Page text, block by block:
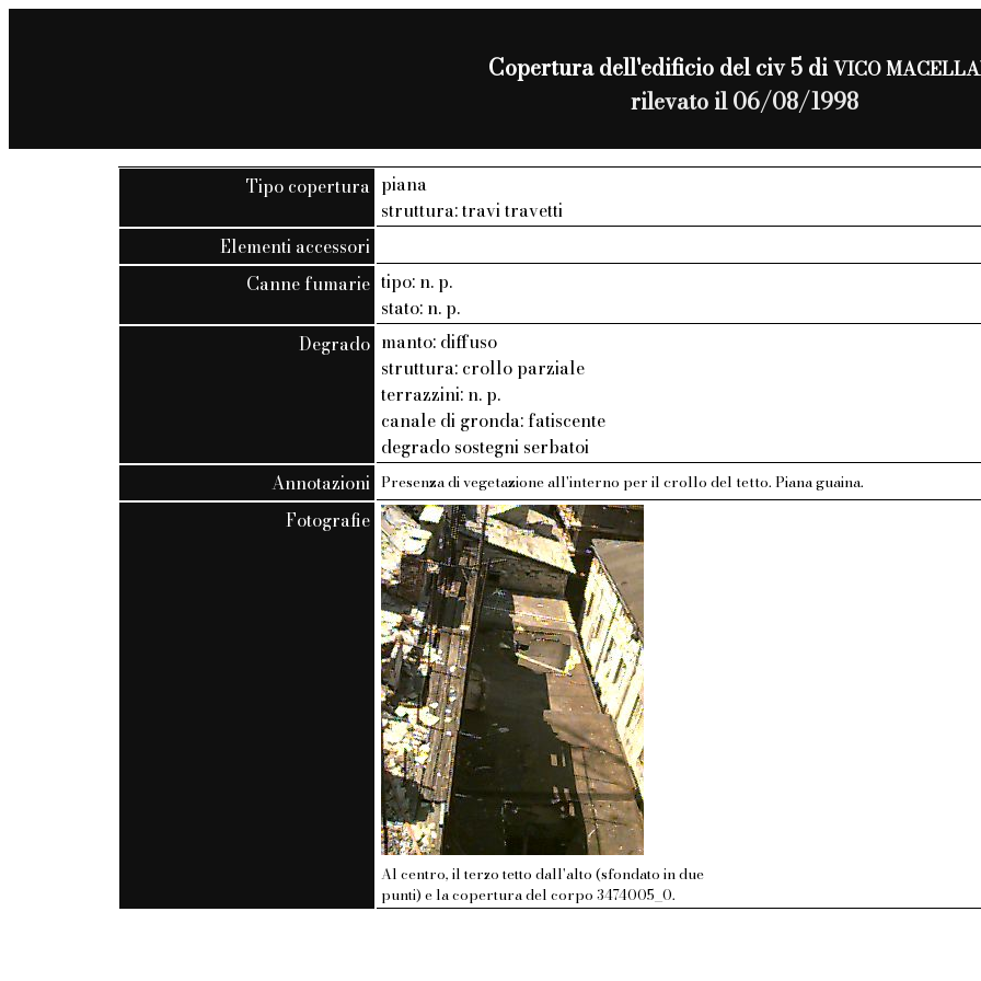
Copertura dell'edificio del civ 5 diVICO
rilevato il 06/08/1998
Tipo copertura piana
struttura: travi travetti
Elementi accessori
Canne fumarie tipo: n. p.
stato: n. p.
Degrado manto: diffuso
struttura: crollo parziale
terrazzini: n. p.
canale di gronda: fatiscente
degrado sostegni serbatoi
Annotazioni Presenza di vegetazione all'interno per il crollo del tetto. Piana guaina.
Fotografie
Al centro, il terzo tetto dall'alto (sfondato in due
punti) e la copertura del corpo 3474005_0.